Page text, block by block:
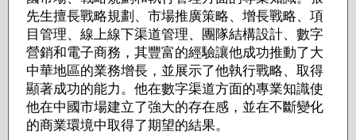
先生擅長戰略規劃、市場推廣策略、增長戰略、項
目管理、線上線下渠道管理、團隊結構設計、數字
營銷和電子商務，其豐富的經驗讓他成功推動了大
中華地區的業務增長，並展示了他執行戰略、取得
顯著成功的能力。他在數字渠道方面的專業知識使
他在中國市場建立了強大的存在感，並在不斷變化
的商業環境中取得了期望的結果。